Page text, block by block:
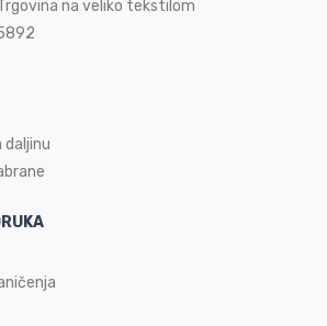
na veliko tekstilom
daljinu